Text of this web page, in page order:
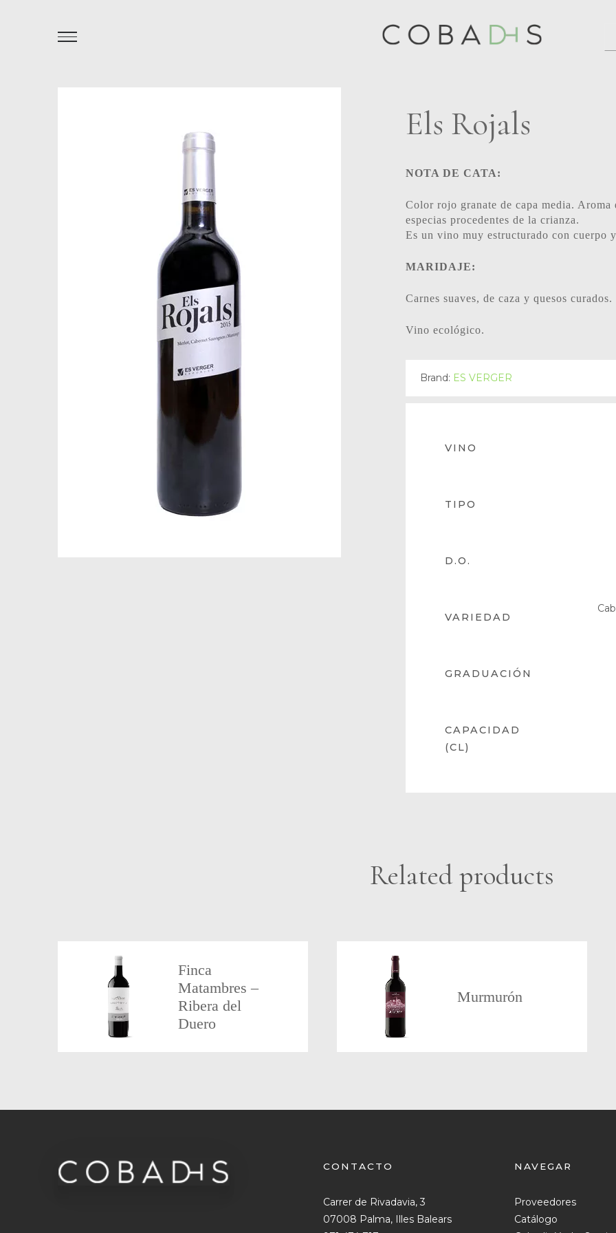
Els Rojals
NOTA DE CATA:
Color rojo granate de capa media.
especias procedentes de la crianza.
Es un vino muy estructurado con cuerpo
MARIDAJE:
Carnes suaves, de caza y quesos curados.
Vino ecológico.
Brand: ES VERGER
VINO
TIPO
D.O.
VARIEDAD
GRADUACIÓN
CAPACIDAD
(CL)
Related products
Finca
Matambres –
Ribera del
Duero
Murmurón
CONTACTO
Carrer de Rivadavia, 3
07008 Palma, Illes Balears
NAVEGAR
Proveedores
Catálogo